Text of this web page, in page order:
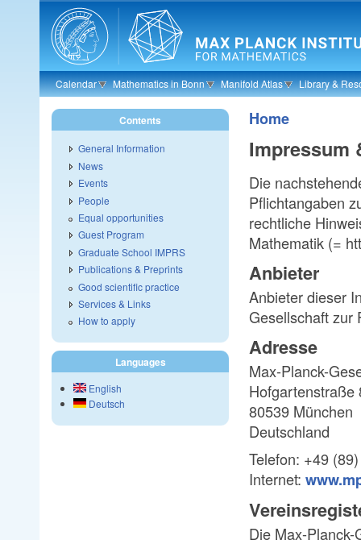
Skip to main content
Calendar Mathematics in Bonn Manifold Atlas Library &
Home
Impressum
Die
Pflichtangaben
rechtliche
Mathematik (=
Anbieter
Anbieter dieser
Gesellschaft zur
Adresse
Max-Planck-
Hofgartenstraße
80539 München
Deutschland
Telefon: +49
Internet:
Die Max-
Contents
General Information
News
Events
People
Equal opportunities
Guest Program
Graduate School IMPRS
Publications & Preprints
Good scientific practice
Services & Links
How to apply
Languages
English
Deutsch